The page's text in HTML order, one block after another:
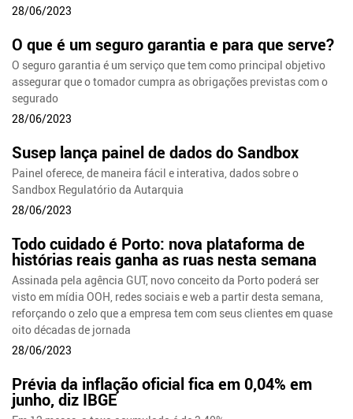
28/06/2023
O que é um seguro garantia e para que serve?
O seguro garantia é um serviço que tem como principal objetivo
assegurar que o tomador cumpra as obrigações previstas com o
segurado
28/06/2023
Susep lança painel de dados do Sandbox
Painel oferece, de maneira fácil e interativa, dados sobre o
Sandbox Regulatório da Autarquia
28/06/2023
Todo cuidado é Porto: nova plataforma de
histórias reais ganha as ruas nesta semana
Assinada pela agência GUT, novo conceito da Porto poderá ser
visto em mídia OOH, redes sociais e web a partir desta semana,
reforçando o zelo que a empresa tem com seus clientes em quase
oito décadas de jornada
28/06/2023
Prévia da inflação oficial fica em 0,04% em
junho, diz IBGE